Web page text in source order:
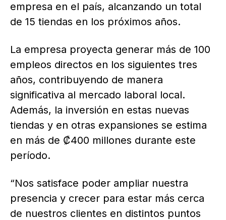
empresa en el país, alcanzando un total
de 15 tiendas en los próximos años.
La empresa proyecta generar más de 100
empleos directos en los siguientes tres
años, contribuyendo de manera
significativa al mercado laboral local.
Además, la inversión en estas nuevas
tiendas y en otras expansiones se estima
en más de ₡400 millones durante este
período.
“Nos satisface poder ampliar nuestra
presencia y crecer para estar más cerca
de nuestros clientes en distintos puntos